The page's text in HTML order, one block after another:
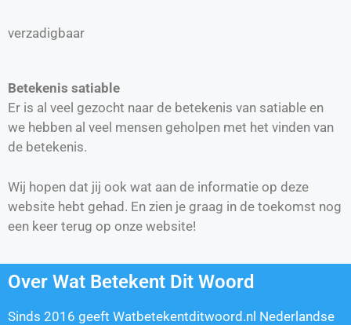
verzadigbaar
Betekenis satiable
Er is al veel gezocht naar de betekenis van satiable en
we hebben al veel mensen geholpen met het vinden van
de betekenis.
Wij hopen dat jij ook wat aan de informatie op deze
website hebt gehad. En zien je graag in de toekomst nog
een keer terug op onze website!
Over Wat Betekent Dit Woord
Sinds 2016 geeft Watbetekentditwoord.nl Nederlandse